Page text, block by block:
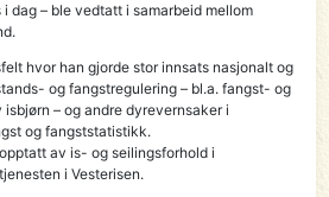
dag – ble vedtatt i samarbeid mellom
hvor han gjorde stor innsats nasjonalt og
og fangstregulering – bl.a. fangst- og
– og andre dyrevernsaker i
og fangststatistikk.
av is- og seilingsforhold i
i Vesterisen.